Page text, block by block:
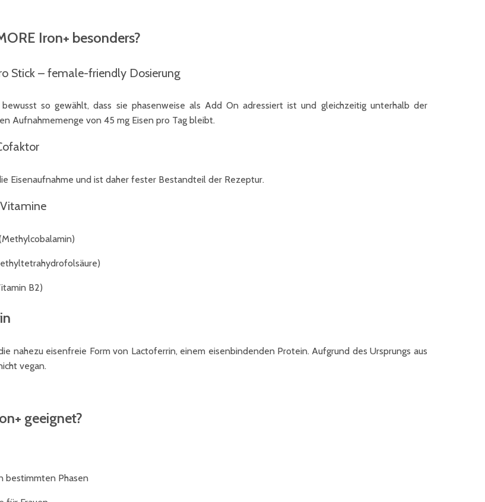
Iron+ besonders?
Stick – female-friendly Dosierung
so gewählt, dass sie phasenweise als Add On adressiert ist und gleichzeitig unterhalb der
Aufnahmemenge von 45 mg Eisen pro Tag bleibt.
Eisenaufnahme und ist daher fester Bestandteil der Rezeptur.
B2)
nahezu eisenfreie Form von Lactoferrin, einem eisenbindenden Protein. Aufgrund des Ursprungs aus
vegan.
geeignet?
bestimmten Phasen